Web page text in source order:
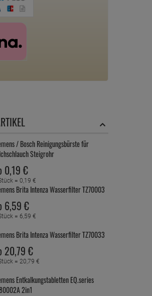
/ Bosch Reinigungsbürste für
Steigrohr
0,19 €
= 0,19 €
Brita Intenza Wasserfilter TZ70003
6,59 €
= 6,59 €
Brita Intenza Wasserfilter TZ70033
20,79 €
= 20,79 €
Entkalkungstabletten EQ.series
2in1